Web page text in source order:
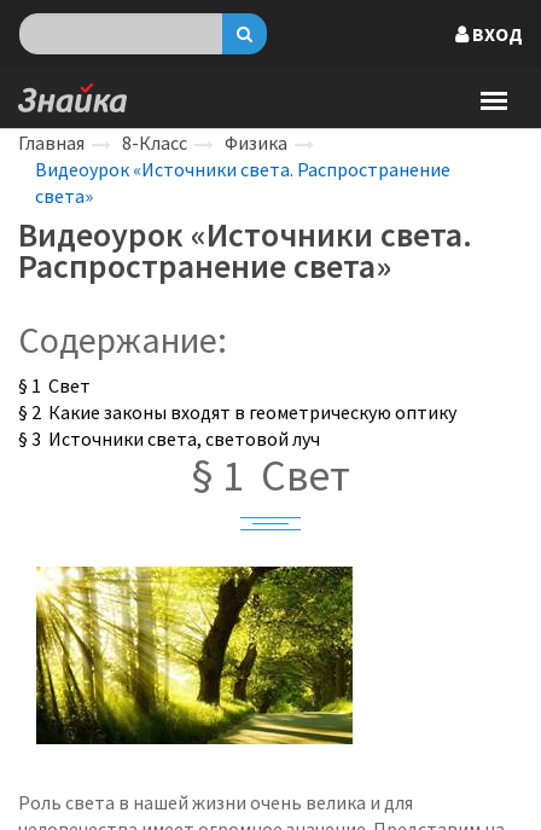
ВХОД
Главная 8-Класс
Физика
Видеоурок «Источники света. Распространение
света»
Видеоурок «Источники света.
Распространение света»
Содержание:
§ 1 Свет
§ 2 Какие законы входят в геометрическую оптику
§ 3 Источники света, световой луч
§ 1 Свет
Роль света в нашей жизни очень велика и для